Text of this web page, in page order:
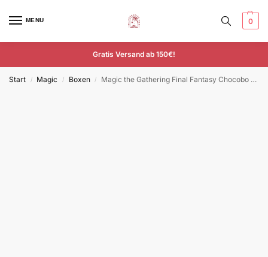
MENU 0
Gratis Versand ab 150€!
Start / Magic / Boxen / Magic the Gathering Final Fantasy Chocobo Bundle englisch